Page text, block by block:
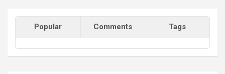
Popular Comments Tags